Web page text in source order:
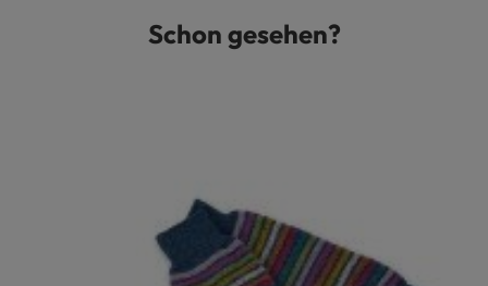
Produktgalerie überspringenSchon gesehen?